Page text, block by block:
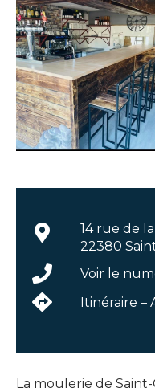
La moulerie de
14 rue de
22380
Voir le
Itinéraire –